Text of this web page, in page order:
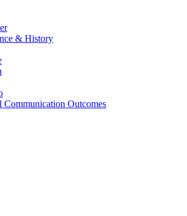
& History
Communication Outcomes